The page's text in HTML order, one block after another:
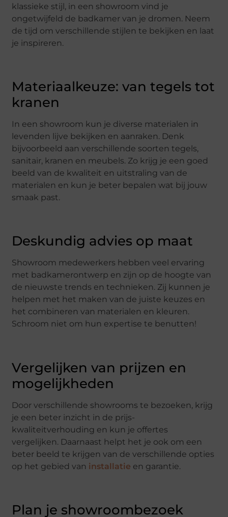
klassieke stijl, in een showroom vind je
ongetwijfeld de badkamer van je dromen. Neem
de tijd om verschillende stijlen te bekijken en laat
je inspireren.
Materiaalkeuze: van tegels tot
kranen
In een showroom kun je diverse materialen in
levenden lijve bekijken en aanraken. Denk
bijvoorbeeld aan verschillende soorten tegels,
sanitair, kranen en meubels. Zo krijg je een goed
beeld van de kwaliteit en uitstraling van de
materialen en kun je beter bepalen wat bij jouw
smaak past.
Deskundig advies op maat
Showroom medewerkers hebben veel ervaring
met badkamerontwerp en zijn op de hoogte van
de nieuwste trends en technieken. Zij kunnen je
helpen met het maken van de juiste keuzes en
het combineren van materialen en kleuren.
Schroom niet om hun expertise te benutten!
Vergelijken van prijzen en
mogelijkheden
Door verschillende showrooms te bezoeken, krijg
je een beter inzicht in de prijs-
kwaliteitverhouding en kun je offertes
vergelijken. Daarnaast helpt het je ook om een
beter beeld te krijgen van de verschillende opties
op het gebied van installatie en garantie.
Plan je showroombezoek